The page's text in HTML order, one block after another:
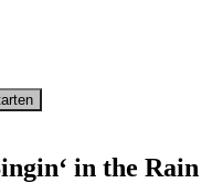
in the Rain